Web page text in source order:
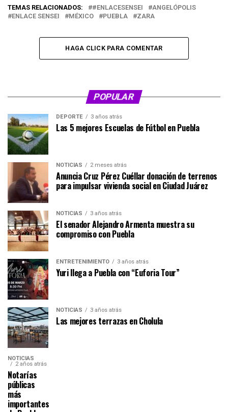
TEMAS RELACIONADOS: #ENLACESENSEI
ANGELÓPOLIS
ENLACE SENSEI
MÉXICO PUEBLA ZARA
HAGA CLICK PARA COMENTAR
POPULAR
DEPORTE 3 años atrás
Las 5 mejores Escuelas de Fútbol en Puebla
NOTICIAS 2 meses atrás
Anuncia Cruz Pérez Cuéllar donación de terrenos
para impulsar vivienda social en Ciudad Juárez
NOTICIAS 3 años atrás
El senador Alejandro Armenta muestra su
compromiso con Puebla
ENTRETENIMIENTO 3 años atrás
Yuri llega a Puebla con “Euforia Tour”
NOTICIAS 3 años atrás
Las mejores terrazas en Cholula
NOTICIAS
2 años atrás
Notarías
públicas
más
importantes